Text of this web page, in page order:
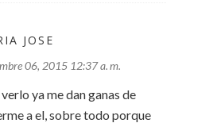
JOSE
06, 2015 12:37 a. m.
ya me dan ganas de
a el, sobre todo porque